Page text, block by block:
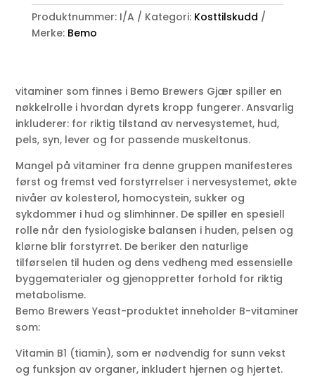
Produktnummer: I/A Kategori: Kosttilskudd
Merke: Bemo
vitaminer som finnes i Bemo Brewers Gjær spiller en
nøkkelrolle i hvordan dyrets kropp fungerer. Ansvarlig
inkluderer: for riktig tilstand av nervesystemet, hud,
pels, syn, lever og for passende muskeltonus.
Mangel på vitaminer fra denne gruppen manifesteres
først og fremst ved forstyrrelser i nervesystemet, økte
nivåer av kolesterol, homocystein, sukker og
sykdommer i hud og slimhinner. De spiller en spesiell
rolle når den fysiologiske balansen i huden, pelsen og
klørne blir forstyrret. De beriker den naturlige
tilførselen til huden og dens vedheng med essensielle
byggematerialer og gjenoppretter forhold for riktig
metabolisme.
Bemo Brewers Yeast-produktet inneholder B-vitaminer
som:
Vitamin B1 (tiamin), som er nødvendig for sunn vekst
og funksjon av organer, inkludert hjernen og hjertet.